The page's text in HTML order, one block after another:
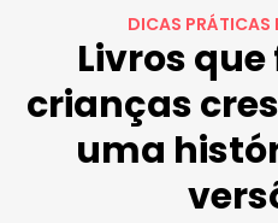
DICAS PRÁTICAS
Livros
crianças
uma